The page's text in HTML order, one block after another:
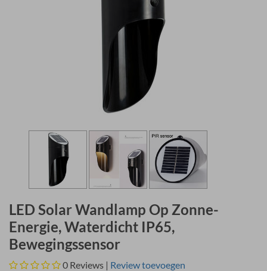
LED Solar Wandlamp Op Zonne-
Energie, Waterdicht IP65,
Bewegingssensor
0 Reviews | Review toevoegen